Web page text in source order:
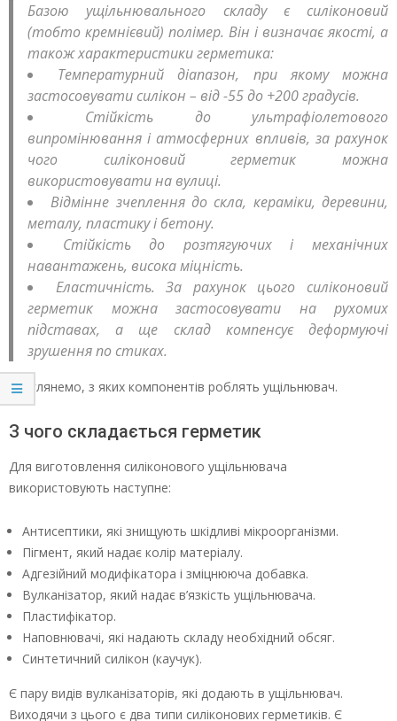
Базою ущільнювального складу є силіконовий
(тобто кремнієвий) полімер. Він і визначає якості, а
також характеристики герметика:
Температурний діапазон, при якому можна
застосовувати силікон – від -55 до +200 градусів.
Стійкість до ультрафіолетового
випромінювання і атмосферних впливів, за рахунок
чого силіконовий герметик можна
використовувати на вулиці.
Відмінне зчеплення до скла, кераміки, деревини,
металу, пластику і бетону.
Стійкість до розтягуючих і механічних
навантажень, висока міцність.
Еластичність. За рахунок цього силіконовий
герметик можна застосовувати на рухомих
підставах, а ще склад компенсує деформуючі
зрушення по стиках.
Розглянемо, з яких компонентів роблять ущільнювач.
З чого складається герметик
Для виготовлення силіконового ущільнювача
використовують наступне:
Антисептики, які знищують шкідливі мікроорганізми.
Пігмент, який надає колір матеріалу.
Адгезійний модифікатора і зміцнююча добавка.
Вулканізатор, який надає в’язкість ущільнювача.
Пластифікатор.
Наповнювачі, які надають складу необхідний обсяг.
Синтетичний силікон (каучук).
Є пару видів вулканізаторів, які додають в ущільнювач.
Виходячи з цього є два типи силіконових герметиків. Є